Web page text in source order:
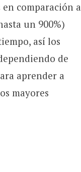
comparación a
un 900%)
así los
de
aprender a
mayores